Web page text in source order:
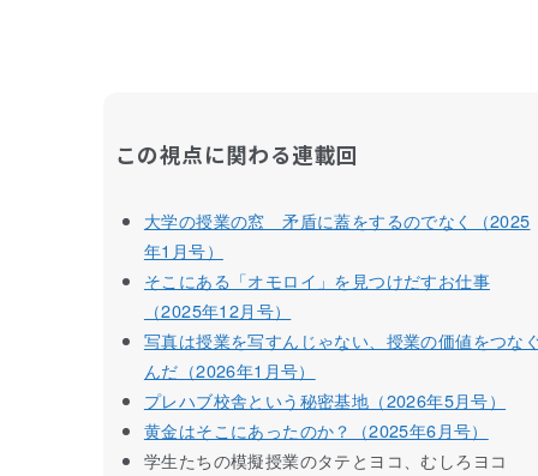
この視点に関わる連載回
大学の授業の窓 矛盾に蓋をするのでなく（2025
年1月号）
そこにある「オモロイ」を見つけだすお仕事
（2025年12月号）
写真は授業を写すんじゃない、授業の価値をつな
んだ（2026年1月号）
プレハブ校舎という秘密基地（2026年5月号）
黄金はそこにあったのか？（2025年6月号）
学生たちの模擬授業のタテとヨコ、むしろヨコ